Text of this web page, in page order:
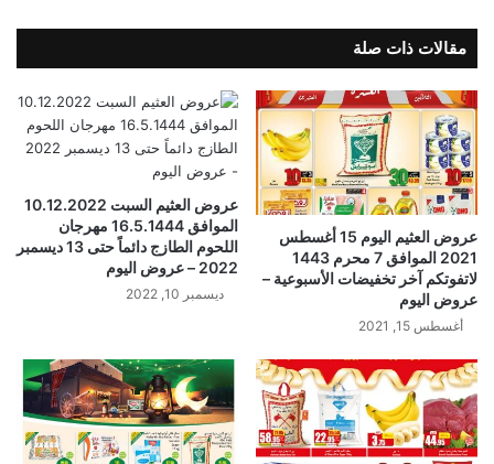
مقالات ذات صلة
عروض العثيم اليوم 15 أغسطس
2021 الموافق 7 محرم 1443
لاتفوتكم آخر تخفيضات الأسبوعية –
عروض اليوم
أغسطس 15, 2021
عروض العثيم السبت 10.12.2022
الموافق 16.5.1444 مهرجان
اللحوم الطازج دائماً حتى 13 ديسمبر
2022 – عروض اليوم
ديسمبر 10, 2022